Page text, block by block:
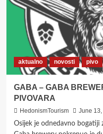
aktualno novosti pivo
GABA – GABA
PIVOVARA
HedonismTourism June
Osijek je odnedavno bogatiji